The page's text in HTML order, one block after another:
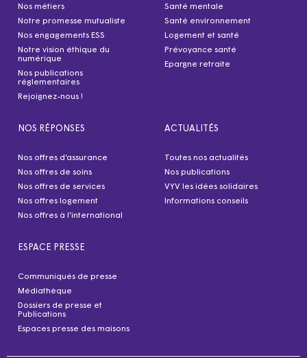
Nos métiers
Notre promesse mutualiste
Nos engagements ESS
Notre vision éthique du
numérique
Nos publications
réglementaires
Rejoignez-nous !
Santé mentale
Santé environnement
Logement et santé
Prévoyance santé
Epargne retraite
NOS RÉPONSES
Nos offres d’assurance
Nos offres de soins
Nos offres de services
Nos offres logement
Nos offres à l’international
ACTUALITÉS
Toutes nos actualités
Nos publications
VYV les idées solidaires
Informations conseils
ESPACE PRESSE
Communiqués de presse
Médiathèque
Dossiers de presse et
Publications
Espaces presse des maisons